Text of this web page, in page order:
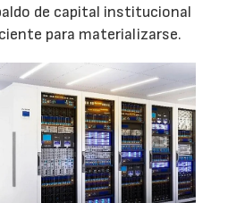
de capital institucional
para materializarse.